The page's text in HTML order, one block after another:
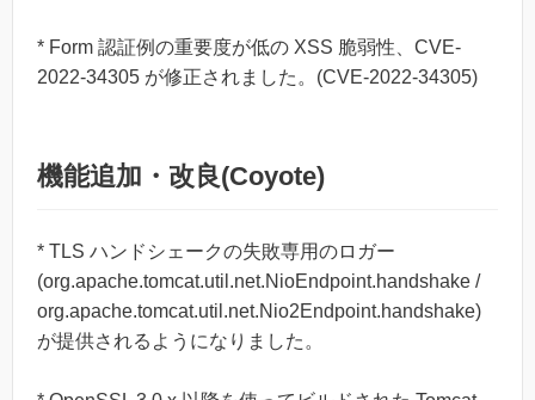
* Form 認証例の重要度が低の XSS 脆弱性、CVE-
2022-34305 が修正されました。(CVE-2022-34305)
機能追加・改良(Coyote)
* TLS ハンドシェークの失敗専用のロガー
(org.apache.tomcat.util.net.NioEndpoint.handshake /
org.apache.tomcat.util.net.Nio2Endpoint.handshake)
が提供されるようになりました。